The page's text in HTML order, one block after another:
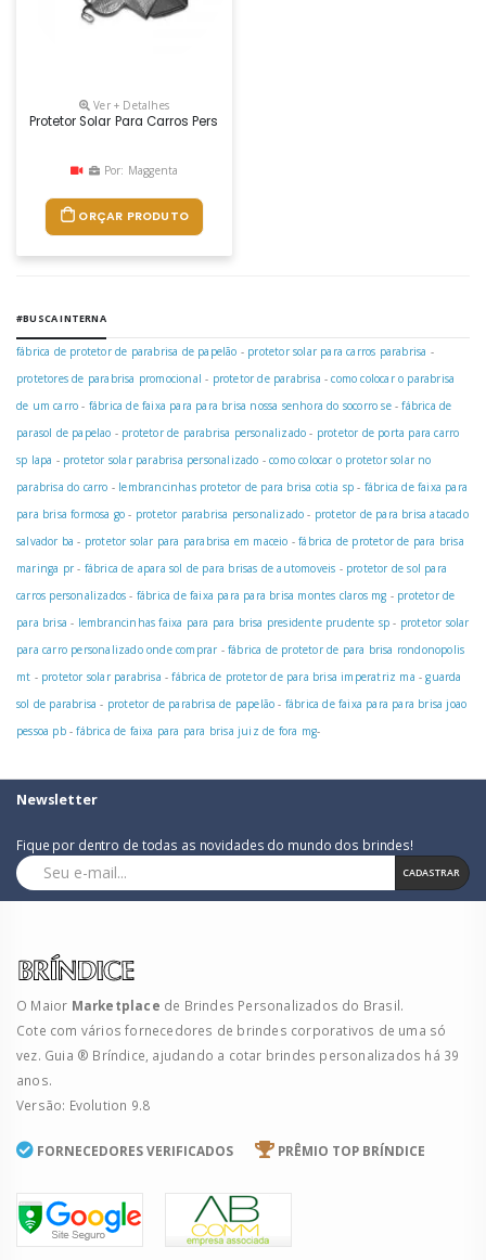
Ver + Detalhes
Protetor Solar Para Carros Personalizado
Por: Maggenta
ORÇAR PRODUTO
#BUSCA INTERNA
fábrica de protetor de parabrisa de papelão - protetor solar para carros parabrisa -
protetores de parabrisa promocional - protetor de parabrisa -como colocar o parabrisa
de um carro - fábrica de faixa para para brisa nossa senhora do socorro se-fábrica de
parasol de papelao - protetor de parabrisa personalizado - protetor de porta para carro
sp lapa - protetor solar parabrisa personalizado -como colocar o protetor solar no
parabrisa do carro - lembrancinhas protetor de para brisa cotia sp - fábrica de faixa para
para brisa formosa go - protetor parabrisa personalizado - protetor de para brisa atacado
salvador ba - protetor solar para parabrisa em maceio -fábrica de protetor de para brisa
maringa pr - fábrica de apara sol de para brisas de automoveis - protetor de sol para
carros personalizados - fábrica de faixa para para brisa montes claros mg - protetor de
para brisa - lembrancinhas faixa para para brisa presidente prudente sp - protetor solar
para carro personalizado onde comprar -fábrica de protetor de para brisa rondonopolis
mt - protetor solar parabrisa -fábrica de protetor de para brisa imperatriz ma -guarda
sol de parabrisa - protetor de parabrisa de papelão - fábrica de faixa para para brisa joao
pessoa pb-fábrica de faixa para para brisa juiz de fora mg-
Newsletter
Fique por dentro de todas as novidades do mundo dos brindes!
CADASTRAR
O Maior Marketplace de Brindes Personalizados do Brasil.
Cote com vários fornecedores de brindes corporativos de uma só
vez. Guia ® Bríndice, ajudando a cotar brindes personalizados há 39
anos.
Versão: Evolution 9.8
FORNECEDORES VERIFICADOS PRÊMIO TOP BRÍNDICE